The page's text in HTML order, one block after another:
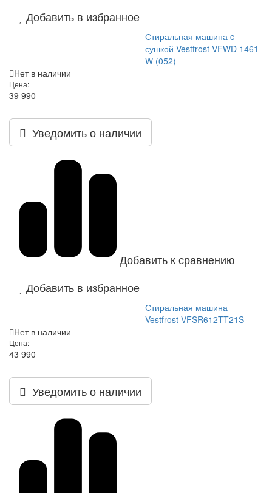
Добавить в избранное
Стиральная машина c
сушкой Vestfrost VFWD 1461
W (052)
Нет в наличии
Цена:
39 990
Уведомить о наличии
Добавить к сравнению
Добавить в избранное
Стиральная машина
Vestfrost VFSR612TT21S
Нет в наличии
Цена:
43 990
Уведомить о наличии